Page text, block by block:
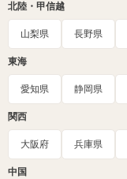
北陸・甲信越
山梨県 長野県
東海
愛知県 静岡県
関西
大阪府 兵庫県
中国